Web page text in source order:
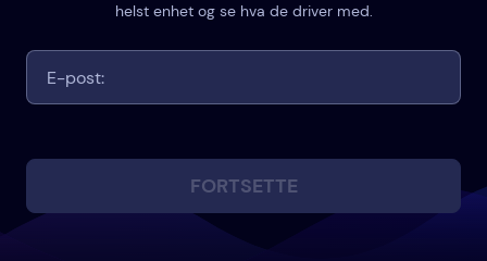
helst enhet og se hva de driver med.
FORTSETTE